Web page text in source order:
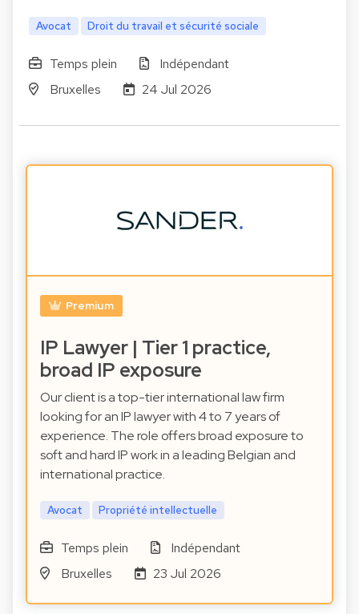
Avocat Droit du travail et sécurité sociale
Temps plein
Indépendant
Bruxelles
24 Jul 2026
Premium
IP Lawyer | Tier 1 practice,
broad IP exposure
Our client is a top-tier international law firm
looking for an IP lawyer with 4 to 7 years of
experience. The role offers broad exposure to
soft and hard IP work in a leading Belgian and
international practice.
Avocat Propriété intellectuelle
Temps plein
Indépendant
Bruxelles
23 Jul 2026